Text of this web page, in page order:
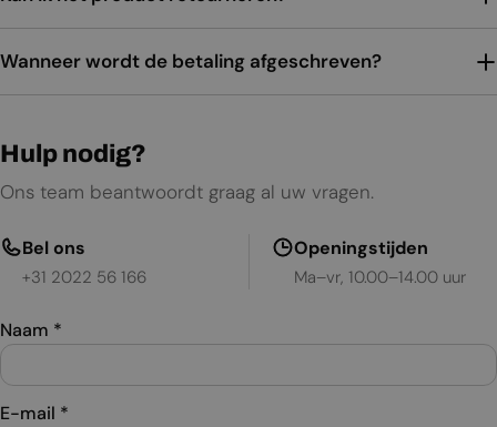
Wanneer wordt de betaling afgeschreven?
Hulp nodig?
Ons team beantwoordt graag al uw vragen.
Bel ons
+31 2022 56 166
Openingstijden
Ma–vr, 10.00–14.00 uur
Naam *
E-mail *